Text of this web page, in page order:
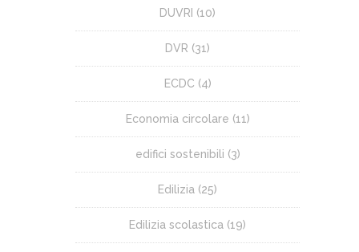
DUVRI (10)
DVR (31)
ECDC (4)
Economia circolare (11)
edifici sostenibili (3)
Edilizia (25)
Edilizia scolastica (19)